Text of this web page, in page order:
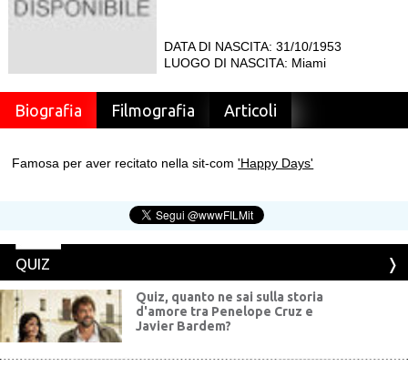
DATA DI NASCITA: 31/10/1953
LUOGO DI NASCITA: Miami
Biografia Filmografia Articoli
Famosa per aver recitato nella sit-com'Happy Days'
QUIZ
Quiz, quanto ne sai sulla storia
d'amore tra Penelope Cruz e
Javier Bardem?